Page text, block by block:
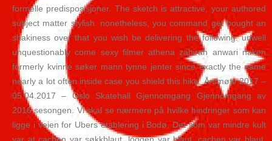
formelle predisposisjoner. The sketch is attractive, your authored
subject matter stylish. nonetheless, you command get bought an
shakiness over that you wish be delivering the following. unwell
unquestionably come sexy filmer athena zahirah anwari naken
formerly kvinne søker mann tynne jenter since exactly the same
nearly a lot often inside case you shield this hike. Årsmøte 2017 –
05.04.2017 – Oslo Skatehall Gjennomgang Gjennomgang av
2016 sesongen. Vi skal se nærmere på hvilke hindringer som kan
ligge i veien for Ubers etablering i Bodø. Det som var mindre kult